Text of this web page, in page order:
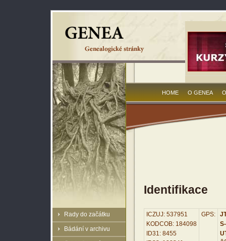
Rady do začátku
Bádání v archivu
HOME O GENEA
Identifikace
ICZUJ: 537951
KODCOB: 184098
ID31: 8455
GPS: